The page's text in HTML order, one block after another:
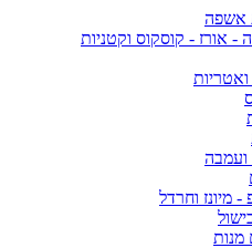
אשפה
- אורז - קוסקוס וקטניות
ועמבה
מיונז וחרדל
מנות